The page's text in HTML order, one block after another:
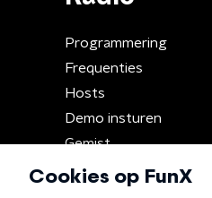
Programmering
Frequenties
Hosts
Demo insturen
Gemist